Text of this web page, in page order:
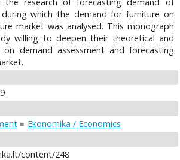
which the demand for furniture on
market was analysed. This monograph
willing to deepen their theoretical and
on demand assessment and forecasting
Ekonomika / Economics
content/248